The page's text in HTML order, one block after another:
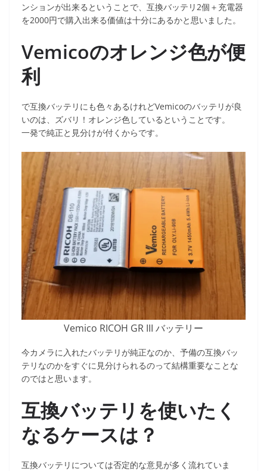
ンションが出来るということで、互換バッテリ2個＋充電器
を2000円で購入出来る価値は十分にあるかと思いました。
Vemicoのオレンジ色が便
利
で互換バッテリにも色々あるけれどVemicoのバッテリが良
いのは、ズバリ！オレンジ色しているということです。
一発で純正と見分けが付くからです。
Vemico RICOH GR III バッテリー
今カメラに入れたバッテリが純正なのか、予備の互換バッ
テリなのかをすぐに見分けられるのって結構重要なことな
のではと思います。
互換バッテリを使いたく
なるケースは？
互換バッテリについては否定的な意見が多く流れていま